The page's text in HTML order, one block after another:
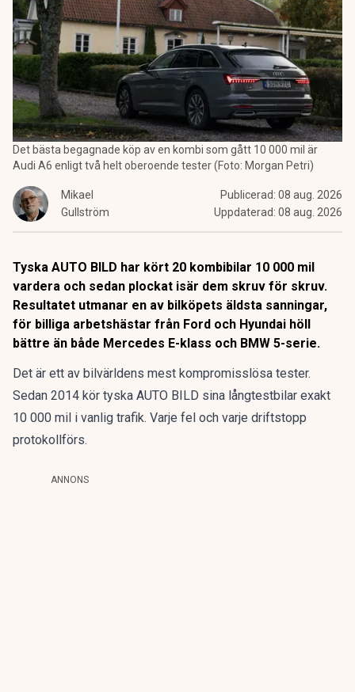
Det bästa begagnade köp av en kombi som gått 10 000 mil är
Audi A6 enligt två helt oberoende tester (Foto: Morgan Petri)
Mikael
Gullström
Publicerad: 08 aug. 2026
Uppdaterad: 08 aug. 2026
Tyska AUTO BILD har kört 20 kombibilar 10 000 mil
vardera och sedan plockat isär dem skruv för skruv.
Resultatet utmanar en av bilköpets äldsta sanningar,
för billiga arbetshästar från Ford och Hyundai höll
bättre än både Mercedes E-klass och BMW 5-serie.
Det är ett av bilvärldens mest kompromisslösa tester.
Sedan 2014 kör tyska AUTO BILD sina långtestbilar exakt
10 000 mil i vanlig trafik. Varje fel och varje driftstopp
protokollförs.
ANNONS